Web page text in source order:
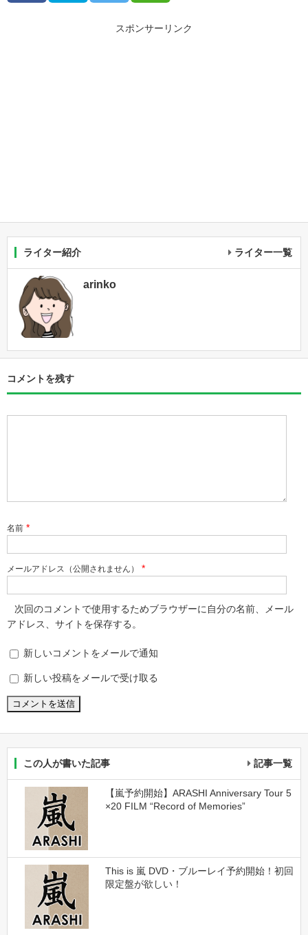
スポンサーリンク
ライター紹介 ライター一覧
arinko
コメントを残す
名前 *
メールアドレス（公開されません） *
次回のコメントで使用するためブラウザーに自分の名前、メール
アドレス、サイトを保存する。
新しいコメントをメールで通知
新しい投稿をメールで受け取る
この人が書いた記事 記事一覧
【嵐予約開始】ARASHI Anniversary Tour 5
×20 FILM “Record of Memories”
This is 嵐 DVD・ブルーレイ予約開始！初回
限定盤が欲しい！